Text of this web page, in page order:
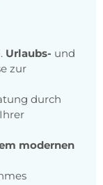
Urlaubs- und
zur
durch
modernen